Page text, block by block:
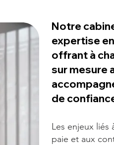
Notre
expertise
offrant à
sur mesure
de
Les enjeux liés
paie et aux